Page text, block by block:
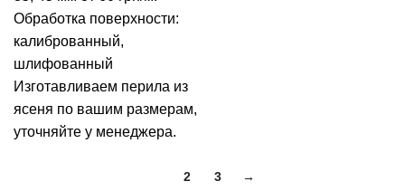
Обработка поверхности:
калиброванный,
шлифованный
Изготавливаем перила из
ясеня по вашим размерам,
уточняйте у менеджера.
2 3 →